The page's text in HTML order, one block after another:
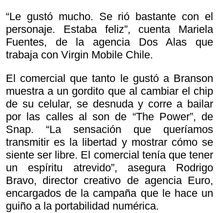
“Le gustó mucho. Se rió bastante con el
personaje. Estaba feliz”, cuenta Mariela
Fuentes, de la agencia Dos Alas que
trabaja con Virgin Mobile Chile.
El comercial que tanto le gustó a Branson
muestra a un gordito que al cambiar el chip
de su celular, se desnuda y corre a bailar
por las calles al son de “The Power”, de
Snap. “La sensación que queríamos
transmitir es la libertad y mostrar cómo se
siente ser libre. El comercial tenía que tener
un espíritu atrevido”, asegura Rodrigo
Bravo, director creativo de agencia Euro,
encargados de la campaña que le hace un
guiño a la portabilidad numérica.